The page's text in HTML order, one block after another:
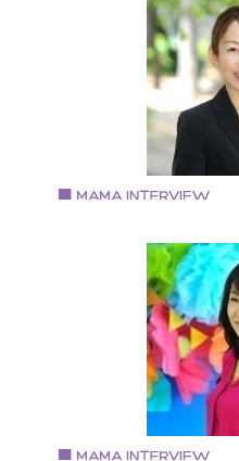
自宅サロン経営 エス
2006年 自宅サロン
「好きな事をお仕事
ん達」をとエステス
気になれる自分を好
の相談を受けるうち
にくいお店作りマン
を元気にと手相や姓名
彈正原 由紀さん
キッズマナーインス
定トレーナー 「忙し
お母さんだからこそ
の財産になります」
メルマガ https://